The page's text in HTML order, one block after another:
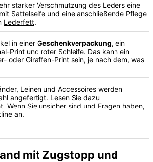
starker Verschmutzung des Leders eine
Sattelseife und eine anschließende Pflege
Lederfett.
in einer Geschenkverpackung, ein
Print und roter Schleife. Das kann ein
oder Giraffen-Print sein, je nach dem, was
Leinen und Accessoires werden
angefertigt. Lesen Sie dazu
Wenn Sie unsicher sind und Fragen haben,
an.
mit Zugstopp und